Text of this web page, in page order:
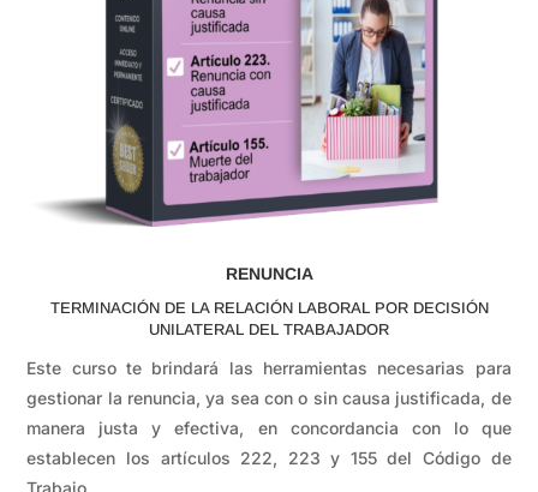
RENUNCIA
TERMINACIÓN DE LA RELACIÓN LABORAL POR DECISIÓN
UNILATERAL DEL TRABAJADOR
Este curso te brindará las herramientas necesarias para
gestionar la renuncia, ya sea con o sin causa justificada, de
manera justa y efectiva, en concordancia con lo que
establecen los artículos 222, 223 y 155 del Código de
Trabajo.